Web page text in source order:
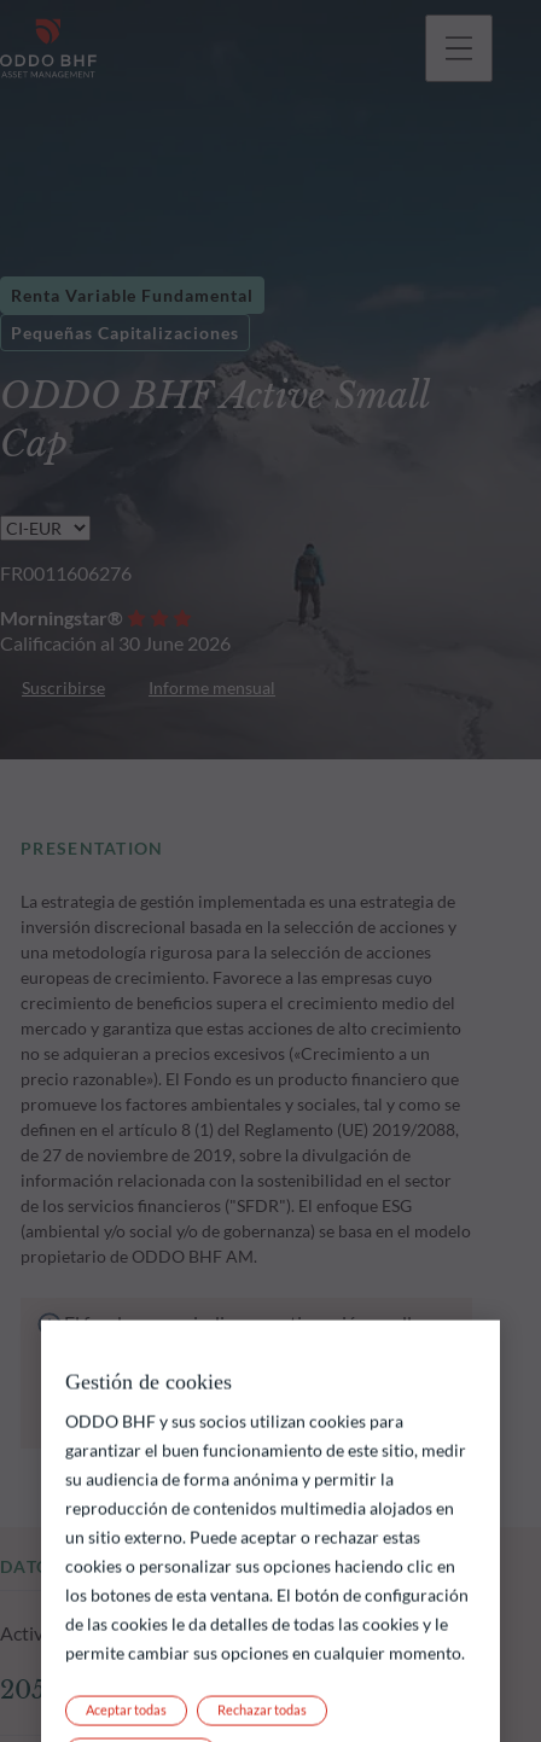
ODDO BHF Active Small
Cap
Renta Variable Fundamental
Pequeñas Capitalizaciones
FR0011606276
Morningstar®
Calificación al 30 June 2026
Suscribirse Informe mensual
PRESENTATION
La estrategia de gestión implementada es una estrategia de
inversión discrecional basada en la selección de acciones y
una metodología rigurosa para la selección de acciones
europeas de crecimiento. Favorece a las empresas cuyo
crecimiento de beneficios supera el crecimiento medio del
mercado y garantiza que estas acciones de alto crecimiento
no se adquieran a precios excesivos («Crecimiento a un
precio razonable»). El Fondo es un producto financiero que
promueve los factores ambientales y sociales, tal y como se
definen en el artículo 8 (1) del Reglamento (UE) 2019/2088,
de 27 de noviembre de 2019, sobre la divulgación de
información relacionada con la sostenibilidad en el sector
de los servicios financieros ("SFDR"). El enfoque ESG
(ambiental y/o social y/o de gobernanza) se basa en el modelo
propietario de ODDO BHF AM.
El fondo que se indica a continuación conlleva
Las rentabilidades pasadas no garantizan
tiempo
DATOS FUNDAMENTALES
Activos gestionados del fondo a 05.08.2026
205.39 M €
Gestión de cookies
ODDO BHF y sus socios utilizan cookies para
garantizar el buen funcionamiento de este sitio, medir
su audiencia de forma anónima y permitir la
reproducción de contenidos multimedia alojados en
un sitio externo. Puede aceptar o rechazar estas
cookies o personalizar sus opciones haciendo clic en
los botones de esta ventana. El botón de configuración
de las cookies le da detalles de todas las cookies y le
permite cambiar sus opciones en cualquier momento.
Rechazar todas
Aceptar todas